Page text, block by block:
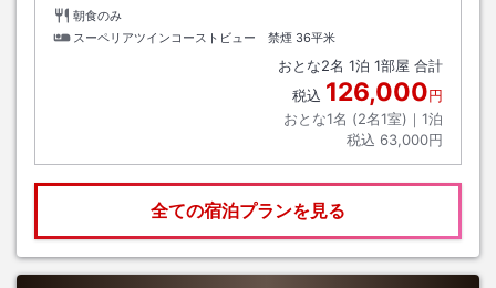
朝食のみ
スーペリアツインコーストビュー 禁煙 36平米
おとな2名 1泊 1部屋 合計
税込 126,000円
おとな1名 (2名1室)｜ 1泊
税込 63,000円
全ての宿泊プランを見る